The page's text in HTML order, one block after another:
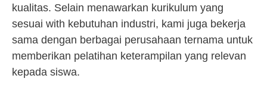
kualitas. Selain menawarkan kurikulum yang
sesuai with kebutuhan industri, kami juga bekerja
sama dengan berbagai perusahaan ternama untuk
memberikan pelatihan keterampilan yang relevan
kepada siswa.